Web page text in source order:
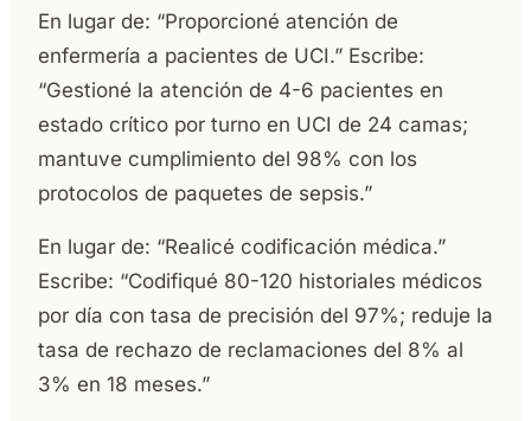
En lugar de: “Proporcioné atención de
enfermería a pacientes de UCI.” Escribe:
“Gestioné la atención de 4-6 pacientes en
estado crítico por turno en UCI de 24 camas;
mantuve cumplimiento del 98% con los
protocolos de paquetes de sepsis.”
En lugar de: “Realicé codificación médica.”
Escribe: “Codifiqué 80-120 historiales médicos
por día con tasa de precisión del 97%; reduje la
tasa de rechazo de reclamaciones del 8% al
3% en 18 meses.”